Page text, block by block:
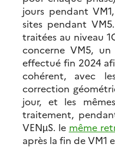
jours pendant
sites pendant
traitées au niveau
concerne VM5,
effectué fin 2024
cohérent, avec
correction
jour, et les
traitement,
VENµS. le même
après la fin de VM1